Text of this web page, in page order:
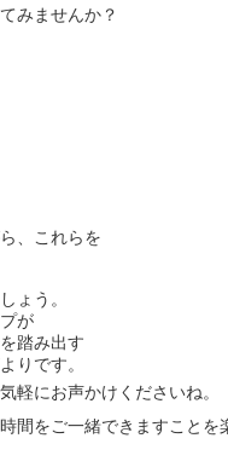
みませんか？
、これらを
ょう。
が
踏み出す
りです。
軽にお声かけくださいね。
間をご一緒できますことを